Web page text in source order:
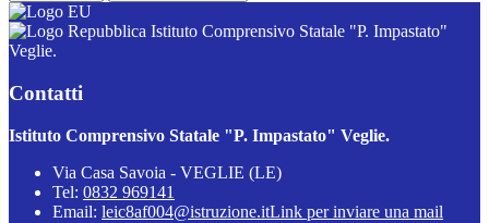
Istituto Comprensivo Statale "P. Impastato"
Veglie.
Contatti
Istituto Comprensivo Statale "P. Impastato" Veglie.
Via Casa Savoia - VEGLIE (LE)
Tel: 0832 969141
Email: leic8af004@istruzione.itLink per inviare una mail